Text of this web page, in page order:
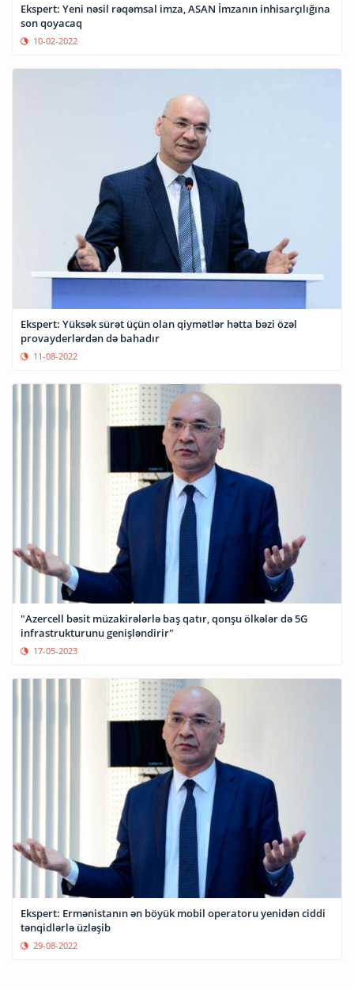
Ekspert: Yeni nəsil rəqəmsal imza, ASAN İmzanın inhisarçılığına
son qoyacaq
10-02-2022
Ekspert: Yüksək sürət üçün olan qiymətlər hətta bəzi özəl
provayderlərdən də bahadır
11-08-2022
"Azercell bəsit müzakirələrlə baş qatır, qonşu ölkələr də 5G
infrastrukturunu genişləndirir"
17-05-2023
Ekspert: Ermənistanın ən böyük mobil operatoru yenidən ciddi
tənqidlərlə üzləşib
29-08-2022